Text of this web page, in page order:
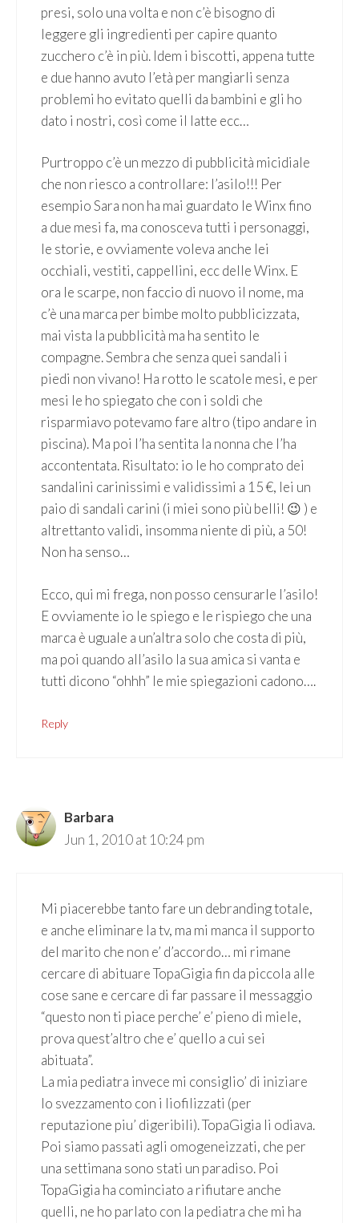
presi, solo una volta e non c’è bisogno di
leggere gli ingredienti per capire quanto
zucchero c’è in più. Idem i biscotti, appena tutte
e due hanno avuto l’età per mangiarli senza
problemi ho evitato quelli da bambini e gli ho
dato i nostri, così come il latte ecc…
Purtroppo c’è un mezzo di pubblicità micidiale
che non riesco a controllare: l’asilo!!! Per
esempio Sara non ha mai guardato le Winx fino
a due mesi fa, ma conosceva tutti i personaggi,
le storie, e ovviamente voleva anche lei
occhiali, vestiti, cappellini, ecc delle Winx. E
ora le scarpe, non faccio di nuovo il nome, ma
c’è una marca per bimbe molto pubblicizzata,
mai vista la pubblicità ma ha sentito le
compagne. Sembra che senza quei sandali i
piedi non vivano! Ha rotto le scatole mesi, e per
mesi le ho spiegato che con i soldi che
risparmiavo potevamo fare altro (tipo andare in
piscina). Ma poi l’ha sentita la nonna che l’ha
accontentata. Risultato: io le ho comprato dei
sandalini carinissimi e validissimi a 15 €, lei un
paio di sandali carini (i miei sono più belli! 😉 ) e
altrettanto validi, insomma niente di più, a 50!
Non ha senso…
Ecco, qui mi frega, non posso censurarle l’asilo!
E ovviamente io le spiego e le rispiego che una
marca è uguale a un’altra solo che costa di più,
ma poi quando all’asilo la sua amica si vanta e
tutti dicono “ohhh” le mie spiegazioni cadono….
Reply
Barbara
Jun 1, 2010 at 10:24 pm
Mi piacerebbe tanto fare un debranding totale,
e anche eliminare la tv, ma mi manca il supporto
del marito che non e’ d’accordo… mi rimane
cercare di abituare TopaGigia fin da piccola alle
cose sane e cercare di far passare il messaggio
“questo non ti piace perche’ e’ pieno di miele,
prova quest’altro che e’ quello a cui sei
abituata”.
La mia pediatra invece mi consiglio’ di iniziare
lo svezzamento con i liofilizzati (per
reputazione piu’ digeribili). TopaGigia li odiava.
Poi siamo passati agli omogeneizzati, che per
una settimana sono stati un paradiso. Poi
TopaGigia ha cominciato a rifiutare anche
quelli, ne ho parlato con la pediatra che mi ha